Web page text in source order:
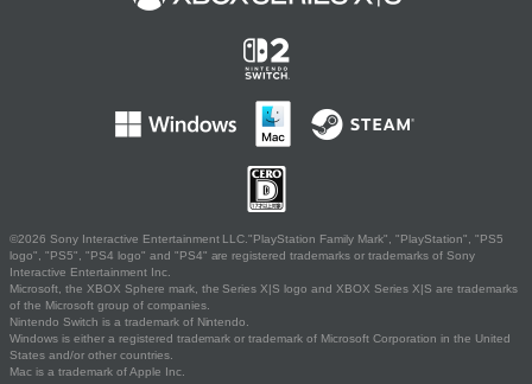
©2026 Sony Interactive Entertainment LLC."PlayStation Family Mark", "PlayStation", "PS5
logo", "PS5", "PS4 logo" and "PS4" are registered trademarks or trademarks of Sony
Interactive Entertainment Inc.
Microsoft, the XBOX Sphere mark, the Series X|S logo and XBOX Series X|S are trademarks
of the Microsoft group of companies.
Nintendo Switch is a trademark of Nintendo.
Windows is either a registered trademark or trademark of Microsoft Corporation in the United
States and/or other countries.
Mac is a trademark of Apple Inc.